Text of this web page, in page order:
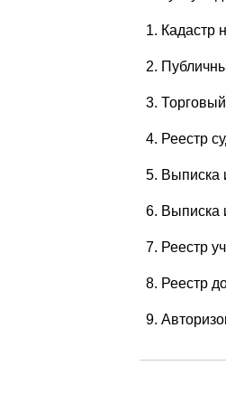
Кадастр
Реестр
Выписка
Выписка
Реестр
Реестр